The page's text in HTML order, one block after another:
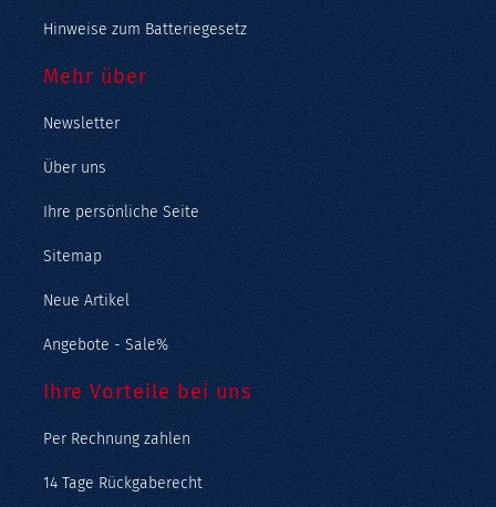
Hinweise zum Batteriegesetz
Mehr über
Newsletter
Über uns
Ihre persönliche Seite
Sitemap
Neue Artikel
Angebote - Sale%
Ihre Vorteile bei uns
Per Rechnung zahlen
14 Tage Rückgaberecht